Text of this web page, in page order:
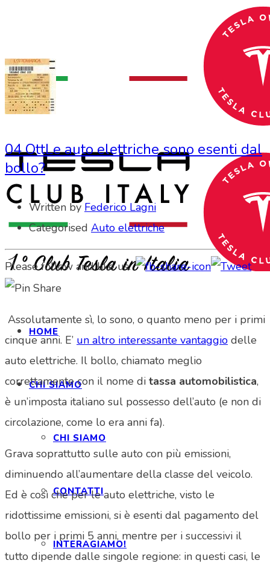
HOME
CHI SIAMO
CHI SIAMO
CONTATTI
INTERAGIAMO!
04 OttLe auto elettriche sono esenti dal
bollo?
Written by Federico Lagni
Categorised Auto elettriche
Please follow and like us:
Assolutamente sì, lo sono, o quanto meno per i primi
cinque anni. E’ un altro interessante vantaggio delle
auto elettriche. Il bollo, chiamato meglio
correttamente con il nome di tassa automobilistica,
è un’imposta italiano sul possesso dell’auto (e non di
circolazione, come lo era anni fa).
Grava soprattutto sulle auto con più emissioni,
diminuendo all’aumentare della classe del veicolo.
Ed è così che per le auto elettriche, visto le
ridottissime emissioni, si è esenti dal pagamento del
bollo per i primi 5 anni, mentre per i successivi il
tutto dipende dalle singole regione: in questi casi, le